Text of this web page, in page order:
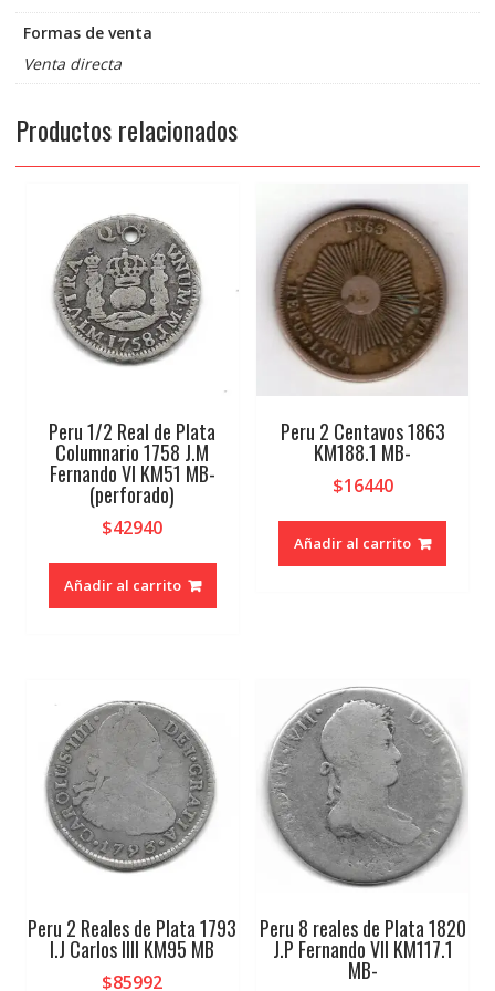
Formas de venta
Venta directa
Productos relacionados
Peru 1/2 Real de Plata
Columnario 1758 J.M
Fernando VI KM51 MB-
(perforado)
$42940
Añadir al carrito
Peru 2 Centavos 1863
KM188.1 MB-
$16440
Añadir al carrito
Peru 2 Reales de Plata 1793
I.J Carlos IIII KM95 MB
$85992
Peru 8 reales de Plata 1820
J.P Fernando VII KM117.1
MB-